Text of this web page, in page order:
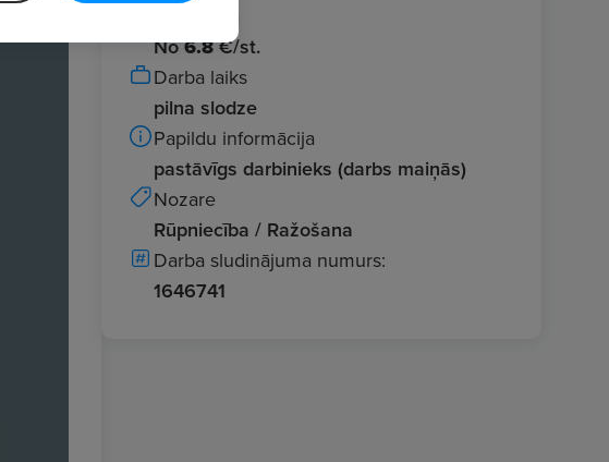
No6.8€/st.
Darba laiks
pilna slodze
Papildu informācija
pastāvīgs darbinieks (darbs maiņās)
Nozare
Rūpniecība / Ražošana
Darba sludinājuma numurs:
1646741